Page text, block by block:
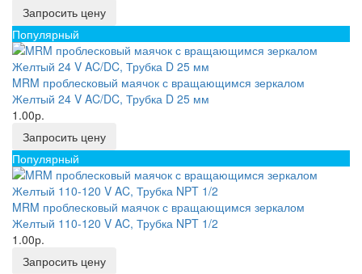
Запросить цену
Популярный
MRM проблесковый маячок с вращающимся зеркалом
Желтый 24 V AC/DC, Трубка D 25 мм
1.00р.
Запросить цену
Популярный
MRM проблесковый маячок с вращающимся зеркалом
Желтый 110-120 V AC, Трубка NPT 1/2
1.00р.
Запросить цену